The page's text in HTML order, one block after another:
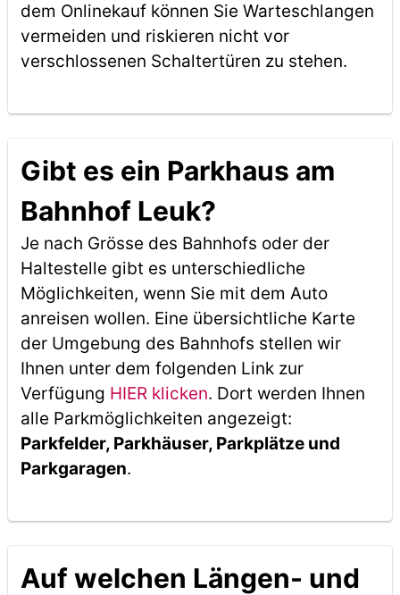
dem Onlinekauf können Sie Warteschlangen
vermeiden und riskieren nicht vor
verschlossenen Schaltertüren zu stehen.
Gibt es ein Parkhaus am
Bahnhof Leuk?
Je nach Grösse des Bahnhofs oder der
Haltestelle gibt es unterschiedliche
Möglichkeiten, wenn Sie mit dem Auto
anreisen wollen. Eine übersichtliche Karte
der Umgebung des Bahnhofs stellen wir
Ihnen unter dem folgenden Link zur
Verfügung HIER klicken. Dort werden Ihnen
alle Parkmöglichkeiten angezeigt:
Parkfelder, Parkhäuser, Parkplätze und
Parkgaragen.
Auf welchen Längen- und